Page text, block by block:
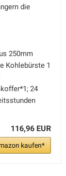
die
250mm
Kohlebürste 1
24
116,96 EUR
kaufen*